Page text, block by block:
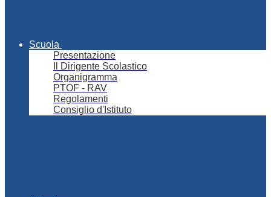
Scuola
Presentazione
Il Dirigente Scolastico
Organigramma
PTOF - RAV
Regolamenti
Consiglio d'Istituto